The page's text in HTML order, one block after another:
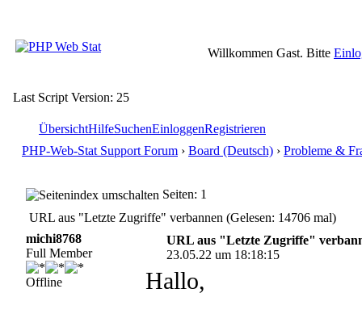
Willkommen Gast. Bitte
Last Script Version: 25
ÜbersichtHilfeSuchenEinloggenRegistrieren
PHP-Web-Stat Support Forum › Board (Deutsch) › Probleme &
Seiten: 1
URL aus "Letzte Zugriffe" verbannen (Gelesen: 14706 mal)
michi8768
Full Member
Offline
URL aus "Letzte Zugriffe"
23.05.22 um 18:18:15
Hallo,